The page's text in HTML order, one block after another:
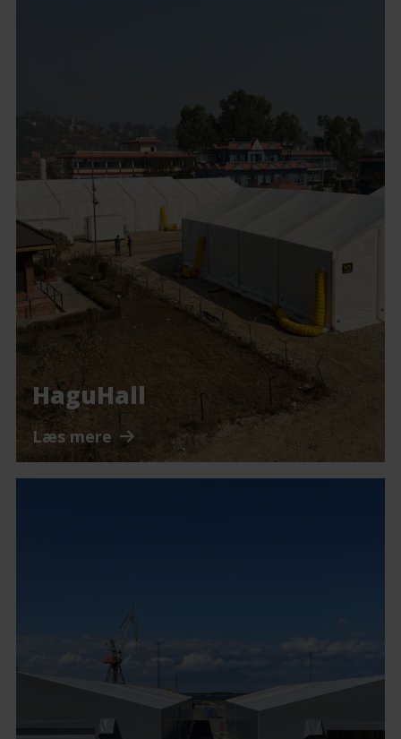
HaguHall
Læs mere